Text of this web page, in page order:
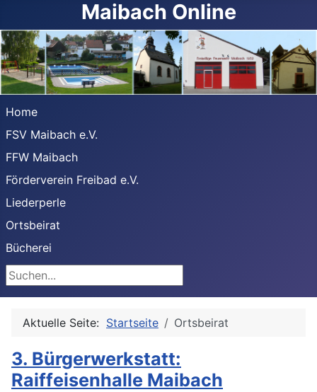
Maibach Online
Home
FSV Maibach e.V.
FFW Maibach
Förderverein Freibad e.V.
Liederperle
Ortsbeirat
Bücherei
Suchen
Aktuelle Seite: Startseite Ortsbeirat
3. Bürgerwerkstatt:
Raiffeisenhalle Maibach